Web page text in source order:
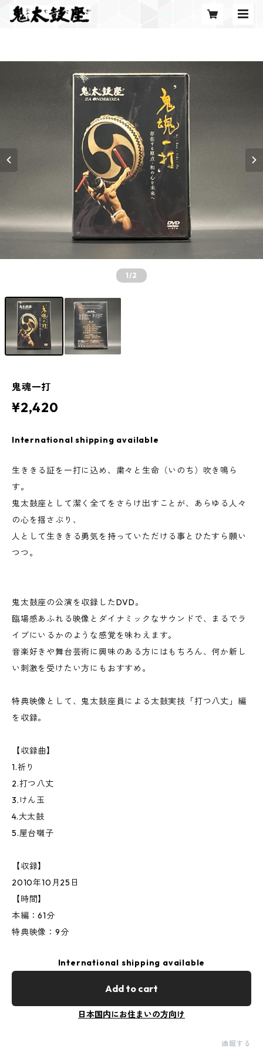
1/2
鬼魂一打
¥2,420
International shipping available
生ききる証を一打に込め、粛々と生命（いのち）吹き鳴ら
す。
鬼太鼓座として潔く全てをさらけ出すことが、あらゆる人々
の心を揺さぶり、
人として生ききる勇気を持っていただける事とひたすら願い
つつ。
鬼太鼓座の公演を収録したDVD。
臨場感あふれる映像とダイナミックなサウンドで、まるでラ
イブにいるかのような感覚を味わえます。
音楽好きや舞台芸術に興味のある方にはもちろん、何か新し
い刺激を受けたい方にもおすすめ。
特典映像として、鬼太鼓座員による太鼓実技「打つ八丈」編
を収録。
【収録曲】
1.祈り
2.打つ八丈
3.けん玉
4.大太鼓
5.屋台囃子
【収録】
2010年10月25日
【時間】
本編：61分
特典映像：9分
International shipping available
Add to cart
日本国内にお住まいの方向け
通報する